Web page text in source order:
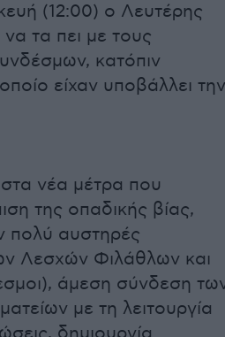
(12:00) ο Λευτέρης
τα πει με τους
κατόπιν
είχαν υποβάλλει την
νέα μέτρα που
της οπαδικής βίας,
πολύ αυστηρές
Λεσχών Φιλάθλων και
άμεση σύνδεση
με τη λειτουργία